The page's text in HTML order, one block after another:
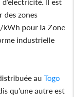
des zones
kWh pour la Zone
industrielle
auTogo
qu’une autre est